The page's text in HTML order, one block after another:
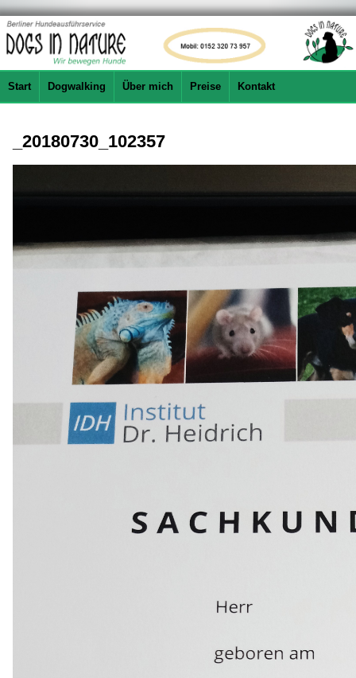
Start Dogwalking Über mich Preise Kontakt
_20180730_102357